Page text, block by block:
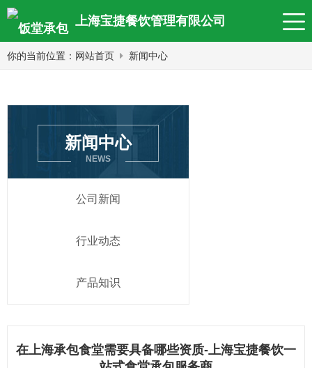
上海宝捷餐饮管理有限公司
你的当前位置： 网站首页 新闻中心
新闻中心
NEWS
公司新闻
行业动态
产品知识
在上海承包食堂需要具备哪些资质-上海宝捷餐饮一